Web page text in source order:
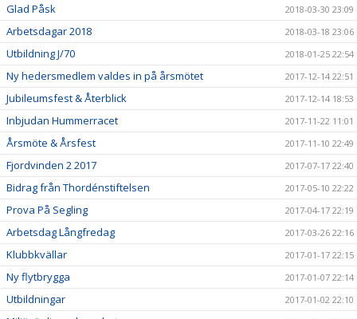
Glad Påsk 2018-03-30 23:09
Arbetsdagar 2018 2018-03-18 23:06
Utbildning J/70 2018-01-25 22:54
Ny hedersmedlem valdes in på årsmötet 2017-12-14 22:51
Jubileumsfest & Återblick 2017-12-14 18:53
Inbjudan Hummerracet 2017-11-22 11:01
Årsmöte & Årsfest 2017-11-10 22:49
Fjordvinden 2 2017 2017-07-17 22:40
Bidrag från Thordénstiftelsen 2017-05-10 22:22
Prova På Segling 2017-04-17 22:19
Arbetsdag Långfredag 2017-03-26 22:16
Klubbkvällar 2017-01-17 22:15
Ny flytbrygga 2017-01-07 22:14
Utbildningar 2017-01-02 22:10